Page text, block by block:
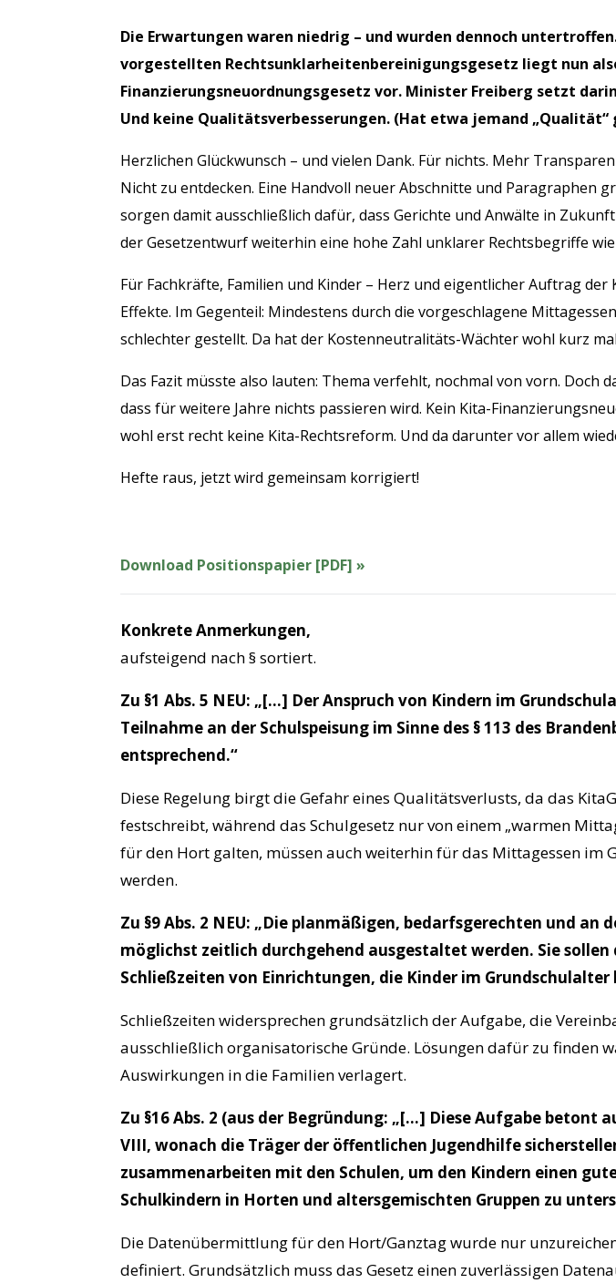
Die Erwartungen waren niedrig – und wurden dennoch
vorgestellten Rechtsunklarheitenbereinigungsgesetz liegt nun
Finanzierungsneuordnungsgesetz vor. Minister Freiberg setzt
Und keine Qualitätsverbesserungen. (Hat etwa jemand „Qualität“
Herzlichen Glückwunsch – und vielen Dank. Für nichts. Mehr
Nicht zu entdecken. Eine Handvoll neuer Abschnitte und
sorgen damit ausschließlich dafür, dass Gerichte und Anwälte in
der Gesetzentwurf weiterhin eine hohe Zahl unklarer Rechtsbegriffe
Für Fachkräfte, Familien und Kinder – Herz und eigentlicher Auftrag
Effekte. Im Gegenteil: Mindestens durch die vorgeschlagene
schlechter gestellt. Da hat der Kostenneutralitäts-Wächter wohl kurz
Das Fazit müsste also lauten: Thema verfehlt, nochmal von vorn.
dass für weitere Jahre nichts passieren wird. Kein Kita-
wohl erst recht keine Kita-Rechtsreform. Und da darunter vor allem
Hefte raus, jetzt wird gemeinsam korrigiert!
Download Positionspapier [PDF] »
Konkrete Anmerkungen,
aufsteigend nach § sortiert.
Zu §1 Abs. 5 NEU: „[…] Der Anspruch von Kindern im
Teilnahme an der Schulspeisung im Sinne des § 113 des
entsprechend.“
Diese Regelung birgt die Gefahr eines Qualitätsverlusts, da das
festschreibt, während das Schulgesetz nur von einem „warmen
für den Hort galten, müssen auch weiterhin für das Mittagessen im
werden.
Zu §9 Abs. 2 NEU: „Die planmäßigen, bedarfsgerechten und
möglichst zeitlich durchgehend ausgestaltet werden. Sie
Schließzeiten von Einrichtungen, die Kinder im
Schließzeiten widersprechen grundsätzlich der Aufgabe, die
ausschließlich organisatorische Gründe. Lösungen dafür zu finden
Auswirkungen in die Familien verlagert.
Zu §16 Abs. 2 (aus der Begründung: „[…] Diese Aufgabe betont
VIII, wonach die Träger der öffentlichen Jugendhilfe
zusammenarbeiten mit den Schulen, um den Kindern einen
Schulkindern in Horten und altersgemischten Gruppen zu
Die Datenübermittlung für den Hort/Ganztag wurde nur
definiert. Grundsätzlich muss das Gesetz einen zuverlässigen